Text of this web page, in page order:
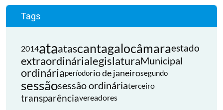
Tags
2014ataatascantagalocâmaraestado
extraordinárialegislaturaMunicipal
ordináriaperíodorio de janeirosegundo
sessãosessão ordináriaterceiro
transparênciavereadores